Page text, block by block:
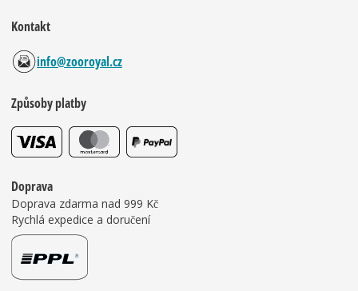
Kontakt
info@zooroyal.cz
Způsoby platby
Doprava
Doprava zdarma nad 999 Kč
Rychlá expedice a doručení